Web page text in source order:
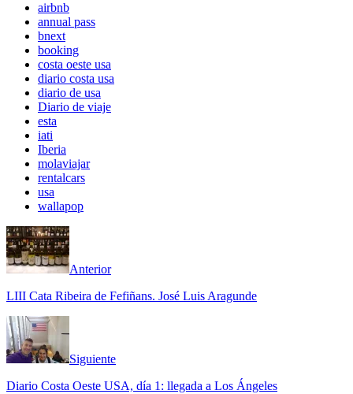
airbnb
annual pass
bnext
booking
costa oeste usa
diario costa usa
diario de usa
Diario de viaje
esta
iati
Iberia
molaviajar
rentalcars
usa
wallapop
Anterior
LIII Cata Ribeira de Fefiñans. José Luis Aragunde
Siguiente
Diario Costa Oeste USA, día 1: llegada a Los Ángeles